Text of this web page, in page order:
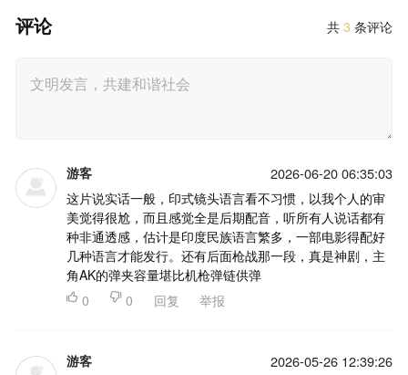
共3 条评论
评论
游客 2026-06-20 06:35:03
这片说实话一般，印式镜头语言看不习惯，以我个人的审
美觉得很尬，而且感觉全是后期配音，听所有人说话都有
种非通透感，估计是印度民族语言繁多，一部电影得配好
几种语言才能发行。还有后面枪战那一段，真是神剧，主
角AK的弹夹容量堪比机枪弹链供弹
 0  0 回复 举报
游客 2026-05-26 12:39:26